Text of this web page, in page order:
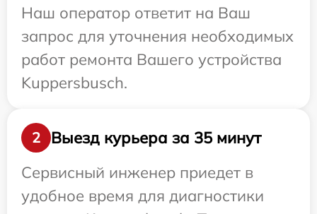
Наш оператор ответит на Ваш
запрос для уточнения необходимых
работ ремонта Вашего устройства
Kuppersbusch.
2
Выезд курьера за 35 минут
Сервисный инженер приедет в
удобное время для диагностики